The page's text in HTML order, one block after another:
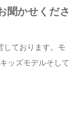
聞かせくださ
ております。モ
ッズモデルそして